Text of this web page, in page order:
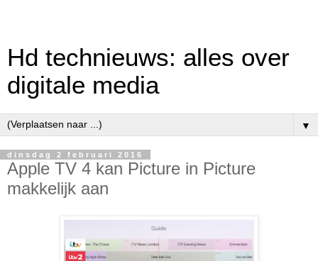
Hd technieuws: alles over
digitale media
▼
dinsdag 2 februari 2016
Apple TV 4 kan Picture in Picture
makkelijk aan